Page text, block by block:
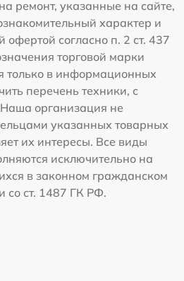
ремонт, указанные на сайте,
характер и
офертой согласно п. 2 ст. 437
торговой марки
только в информационных
перечень техники, с
организация не
указанных товарных
их интересы. Все виды
исключительно на
в законном гражданском
со ст. 1487 ГК РФ.